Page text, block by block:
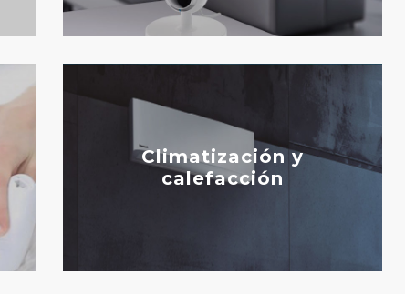
Climatización y
calefacción